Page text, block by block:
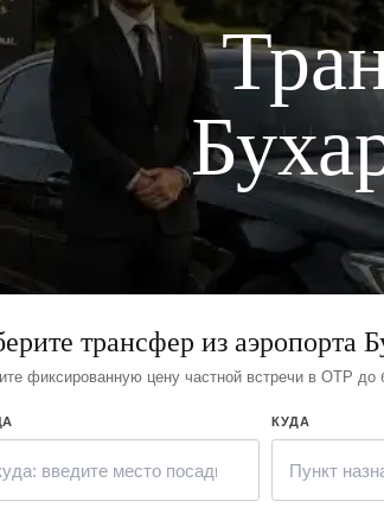
трансфер из аэропорта
фиксированную цену частной встречи в OTP до
КУДА